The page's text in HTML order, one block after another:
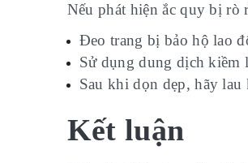
Nếu phát hiện ắc quy bị rò
Đeo trang bị bảo hộ lao
Sử dụng dung dịch kiềm
Sau khi dọn dẹp, hãy
Kết luận